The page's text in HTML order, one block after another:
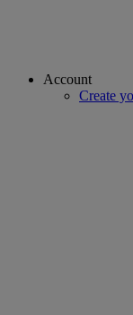
Account
Create